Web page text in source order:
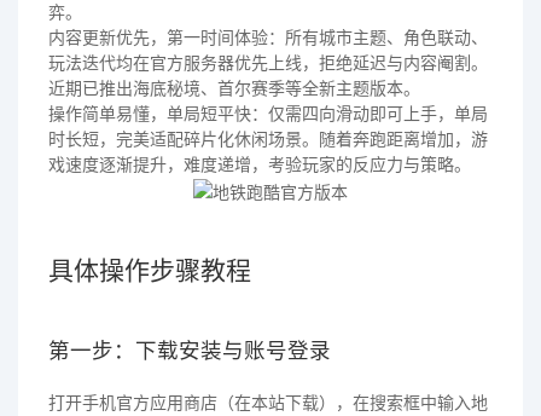
弈。
内容更新优先，第一时间体验：所有城市主题、角色联动、
玩法迭代均在官方服务器优先上线，拒绝延迟与内容阉割。
近期已推出海底秘境、首尔赛季等全新主题版本。
操作简单易懂，单局短平快：仅需四向滑动即可上手，单局
时长短，完美适配碎片化休闲场景。随着奔跑距离增加，游
戏速度逐渐提升，难度递增，考验玩家的反应力与策略。
具体操作步骤教程
第一步：下载安装与账号登录
打开手机官方应用商店（在本站下载），在搜索框中输入地